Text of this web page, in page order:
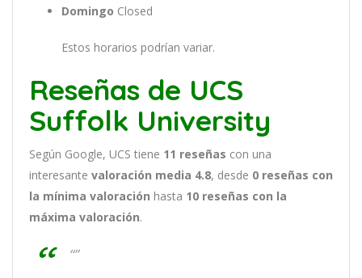
Domingo Closed
Estos horarios podrían variar.
Reseñas de UCS
Suffolk University
Según Google, UCS tiene 11 reseñas con una
interesante valoración media 4.8, desde 0 reseñas con
la mínima valoración hasta 10 reseñas con la
máxima valoración.
“”